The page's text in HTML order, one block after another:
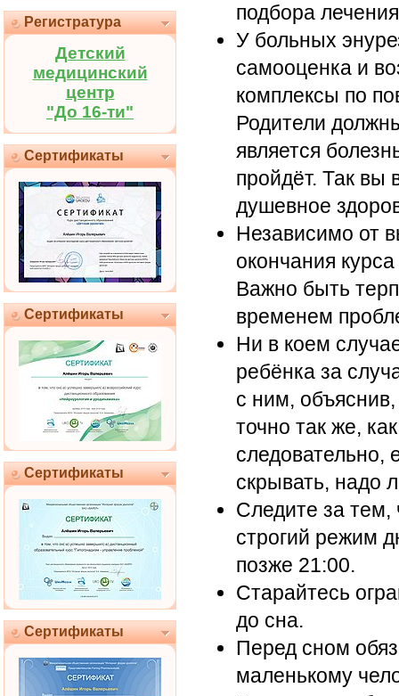
Регистратура
Детский
медицинский
центр
"До 16-ти"
Сертификаты
Сертификаты
Сертификаты
Сертификаты
подбора
У больных
самооценка и
комплексы по
Родители
является
пройдёт. Так вы
душевное
Независимо от
окончания
Важно быть
временем
Ни в коем
ребёнка за
с ним,
точно так же,
следовательно,
скрывать, надо
Следите за
строгий режим
позже 21:00.
Старайтесь
до сна.
Перед сном
маленькому